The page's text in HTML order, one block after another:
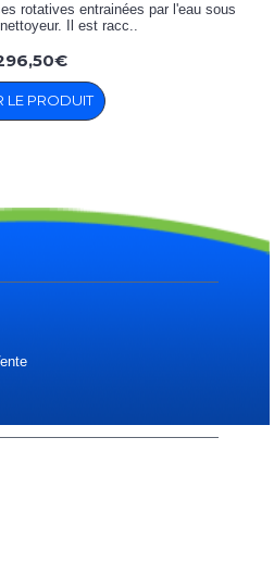
rotatives entrainées par l'eau sous
Il est racc..
LE PRODUIT